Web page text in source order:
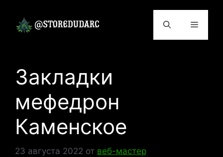
содержимому
Меню
Закладки
мефедрон
Каменское
23 августа 2022 от веб-мастер